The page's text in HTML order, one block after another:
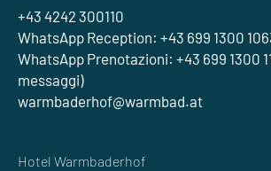
+43 4242 300110
WhatsApp Reception: +43 699 1300
WhatsApp Prenotazioni: +43 699 1300
messaggi)
warmbaderhof@warmbad.at
Hotel Warmbaderhof